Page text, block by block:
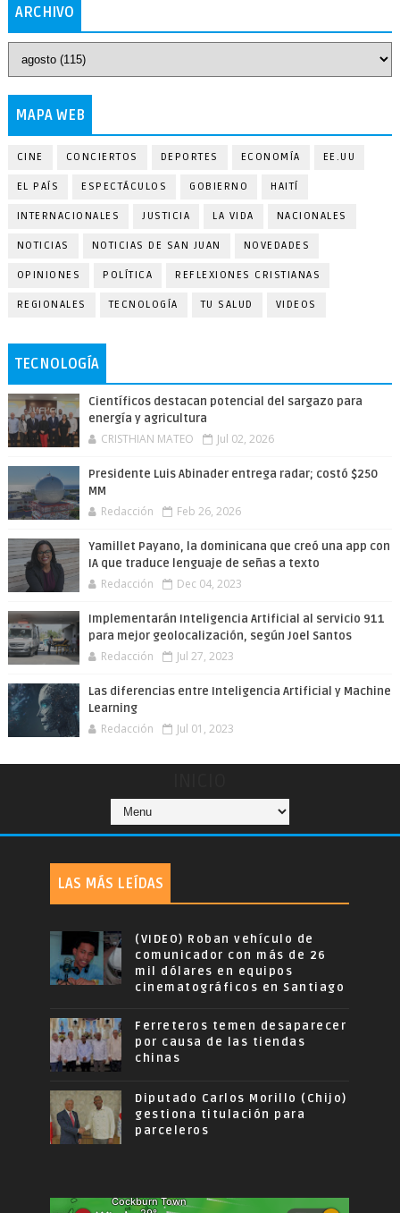
ARCHIVO
MAPA WEB
CINE CONCIERTOS DEPORTES ECONOMÍA EE.UU
EL PAÍS ESPECTÁCULOS GOBIERNO HAITÍ
INTERNACIONALES JUSTICIA LA VIDA NACIONALES
NOTICIAS NOTICIAS DE SAN JUAN NOVEDADES
OPINIONES POLÍTICA REFLEXIONES CRISTIANAS
REGIONALES TECNOLOGÍA TU SALUD VIDEOS
TECNOLOGÍA
Científicos destacan potencial del sargazo para
energía y agricultura
CRISTHIAN MATEO Jul 02, 2026
Presidente Luis Abinader entrega radar; costó $250
MM
Redacción Feb 26, 2026
Yamillet Payano, la dominicana que creó una app con
IA que traduce lenguaje de señas a texto
Redacción Dec 04, 2023
Implementarán Inteligencia Artificial al servicio 911
para mejor geolocalización, según Joel Santos
Redacción Jul 27, 2023
Las diferencias entre Inteligencia Artificial y Machine
Learning
Redacción Jul 01, 2023
LAS MÁS LEÍDAS
(VIDEO) Roban vehículo de
comunicador con más de 26
mil dólares en equipos
cinematográficos en Santiago
Ferreteros temen desaparecer
por causa de las tiendas
chinas
Diputado Carlos Morillo (Chijo)
gestiona titulación para
parceleros